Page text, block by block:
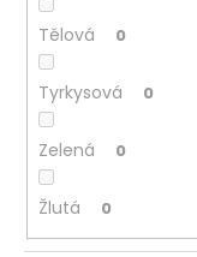
Tělová 0
Tyrkysová 0
Zelená 0
Žlutá 0